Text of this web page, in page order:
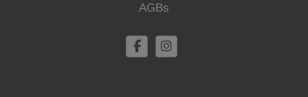
AGBs